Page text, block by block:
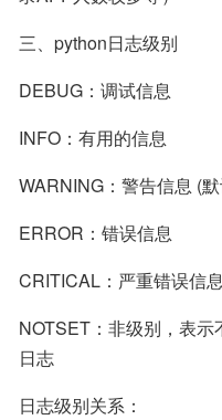
三、python日志级别
DEBUG：调试信息
INFO：有用的信息
WARNING：警告信息 (
ERROR：错误信息
CRITICAL：严重错误信息
NOTSET：非级别，表
日志
日志级别关系：